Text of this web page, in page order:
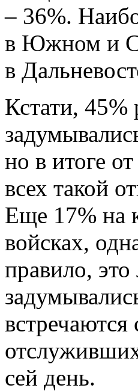
– 36%.
в Южном и
в
Кстати,
но в итоге
всех такой
Еще 17% на
войсках,
правило,
сей день.